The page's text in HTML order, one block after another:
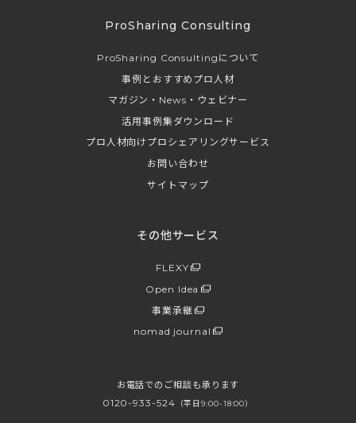
ProSharing Consulting
ProSharing Consultingについて
事例とおすすめプロ人材
マガジン・News・ウェビナー
活用事例集ダウンロード
プロ人材向けプロシェアリングサービス
お問い合わせ
サイトマップ
その他サービス
FLEXY
Open Idea
事業承継
nomad journal
お電話でのご相談も承ります
0120-933-524 （平日9:00-18:00）